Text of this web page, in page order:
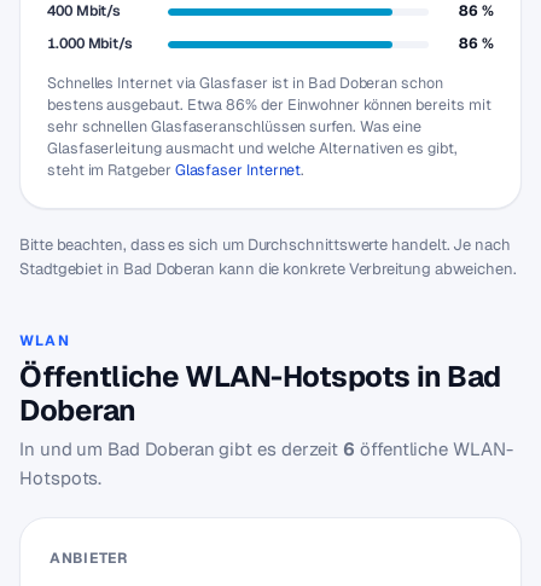
400 Mbit/s
86 %
1.000 Mbit/s
86 %
Schnelles Internet via Glasfaser ist in Bad Doberan schon
bestens ausgebaut. Etwa 86% der Einwohner können bereits mit
sehr schnellen Glasfaseranschlüssen surfen. Was eine
Glasfaserleitung ausmacht und welche Alternativen es gibt,
steht im Ratgeber Glasfaser Internet.
Bitte beachten, dass es sich um Durchschnittswerte handelt. Je nach
Stadtgebiet in Bad Doberan kann die konkrete Verbreitung abweichen.
WLAN
Öffentliche WLAN-Hotspots in Bad
Doberan
In und um Bad Doberan gibt es derzeit 6 öffentliche WLAN-
Hotspots.
ANBIETER